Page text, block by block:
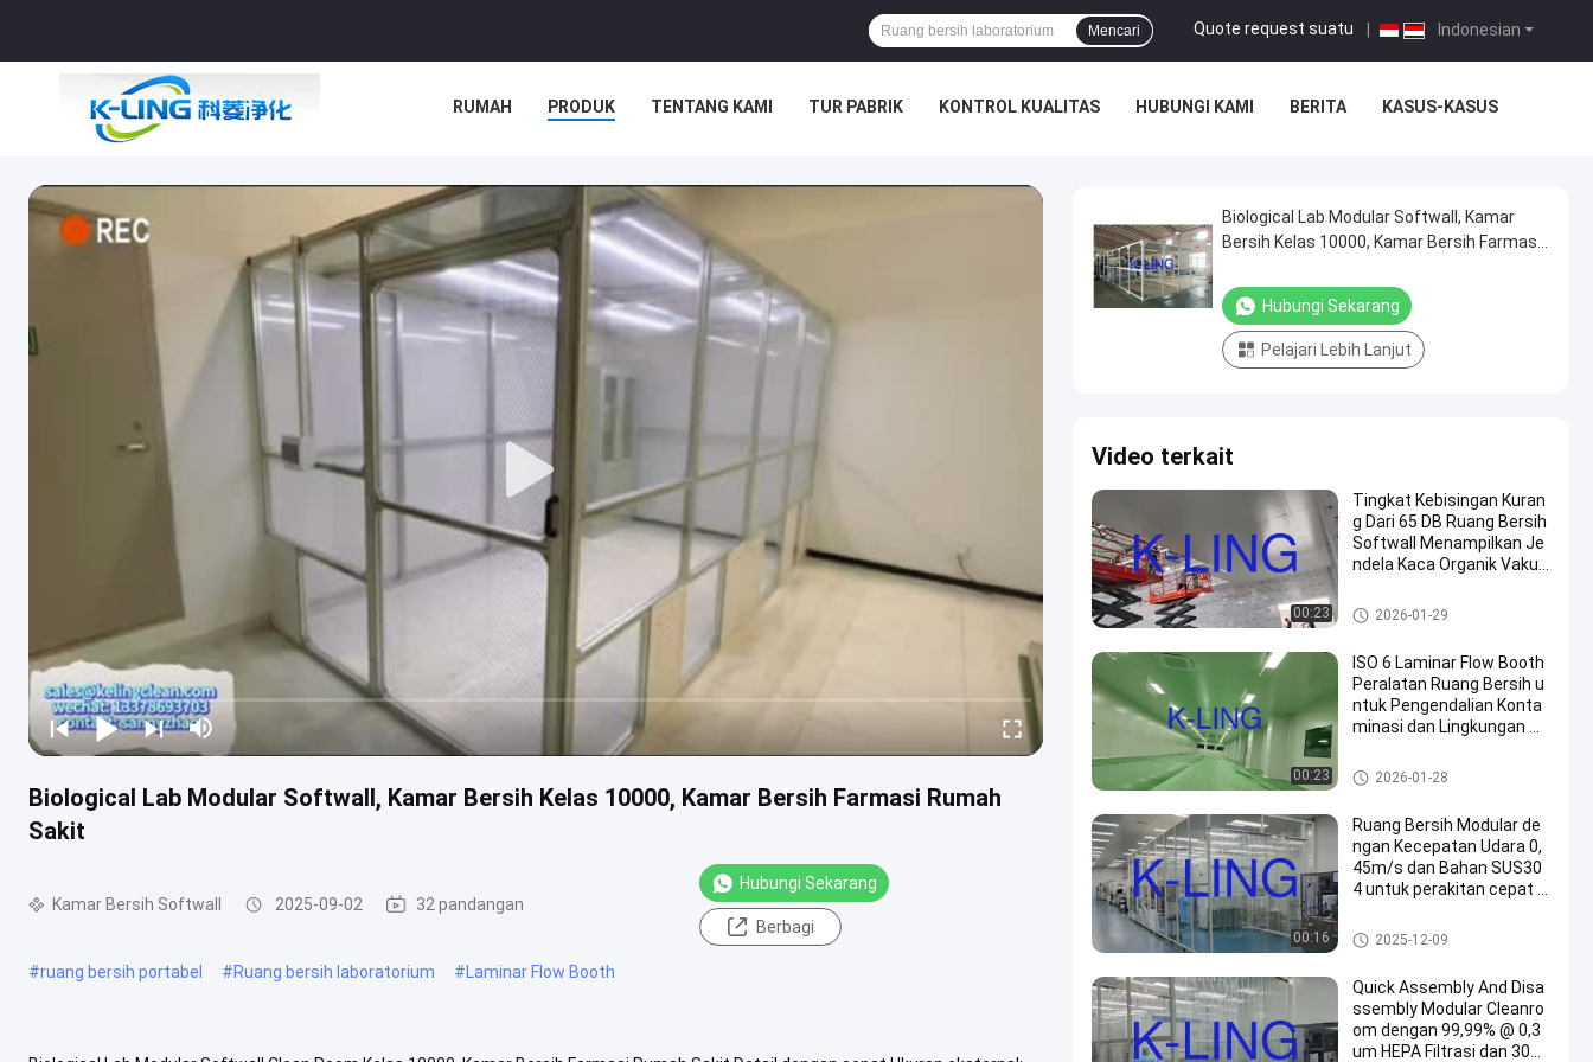
Indonesian
Quote request suatu
Mencari
RUMAH PRODUK TENTANG KAMI TUR PABRIK KONTROL KUALITAS HUBUNGI KAMI BERITA KASUS-KASUS
Biological Lab Modular Softwall, Kamar Bersih Kelas 10000, Kamar Bersih Farmasi Rumah
Sakit
Kamar Bersih Softwall 2025-09-02 32 pandangan
Hubungi Sekarang
Berbagi
#ruang bersih portabel #Ruang bersih laboratorium #Laminar Flow Booth
Biological Lab Modular Softwall, Kamar
Bersih Kelas 10000, Kamar Bersih Farmasi
Hubungi Sekarang
Pelajari Lebih Lanjut
Video terkait
00:23
Tingkat Kebisingan Kuran
g Dari 65 DB Ruang Bersih
Softwall Menampilkan Je
ndela Kaca Organik Vaku
kenal Sebagai Ruang Bers
ih Hardwall
Kamar Bersih Softwall
2026-01-29
00:23
ISO 6 Laminar Flow Booth
Peralatan Ruang Bersih u
ntuk Pengendalian Konta
minasi dan Lingkungan Be
Kamar Bersih Softwall
2026-01-28
00:16
Ruang Bersih Modular de
ngan Kecepatan Udara 0,
45m/s dan Bahan SUS30
4 untuk perakitan cepat d
Kamar Bersih Softwall
2025-12-09
Quick Assembly And Disa
ssembly Modular Cleanro
om dengan 99,99% @ 0,3
um HEPA Filtrasi dan 300L